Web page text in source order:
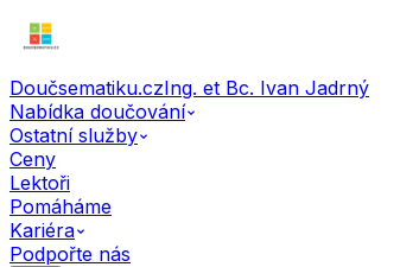
Doučsematiku.czIng. et Bc. Ivan Jadrný
Nabídka doučování
Ostatní služby
Ceny
Lektoři
Pomáháme
Kariéra
Podpořte nás